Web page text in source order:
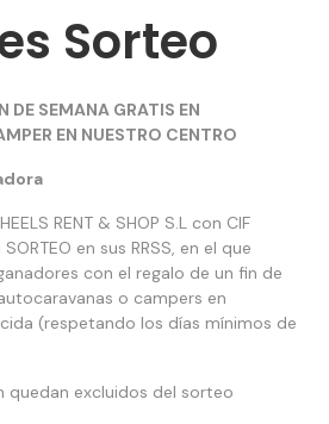
Sorteo
DE SEMANA GRATIS EN
EN NUESTRO CENTRO
RENT & SHOP S.L con CIF
en sus RRSS, en el que
con el regalo de un fin de
o campers en
(respetando los días mínimos de
quedan excluidos del sorteo